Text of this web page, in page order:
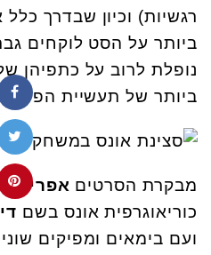
רגשיות) וכיון שבדרך
ביותר על הסט לוקחים
נופלת לרוב על כתפיהן
ביותר של תעשיית
מבקרת הסרטים אפריל
כוריאוגרפית אונס בשם
ועם בימאים ומפיקים